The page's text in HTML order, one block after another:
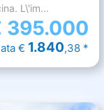
L\'im...
395.000
€ 1.840,38 *